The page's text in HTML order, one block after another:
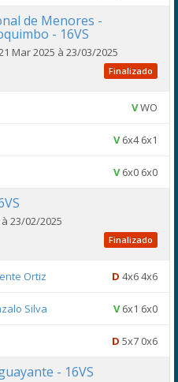
de Menores -
- 16VS
Mar 2025 à 23/03/2025
Finalizado
VWO
V6x4 6x1
V6x0 6x0
23/02/2025
Finalizado
Ortiz D 4x6 4x6
Silva V6x1 6x0
D 5x7 0x6
- 16VS